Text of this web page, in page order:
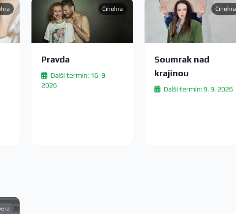
Činohra
Pravda
Další termín: 16. 9.
2026
Činohra
Soumrak nad
krajinou
Další termín: 9. 9. 2026